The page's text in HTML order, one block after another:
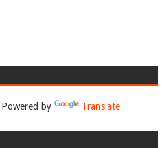
Powered by Translate